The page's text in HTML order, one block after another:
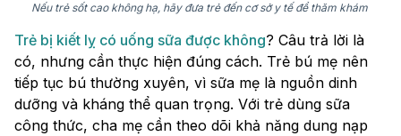
Nếu trẻ sốt cao không hạ, hãy đưa trẻ đến cơ sở y tế để thăm khám
Trẻ bị kiết lỵ có uống sữa được không? Câu trả lời là
có, nhưng cần thực hiện đúng cách. Trẻ bú mẹ nên
tiếp tục bú thường xuyên, vì sữa mẹ là nguồn dinh
dưỡng và kháng thể quan trọng. Với trẻ dùng sữa
công thức, cha mẹ cần theo dõi khả năng dung nạp